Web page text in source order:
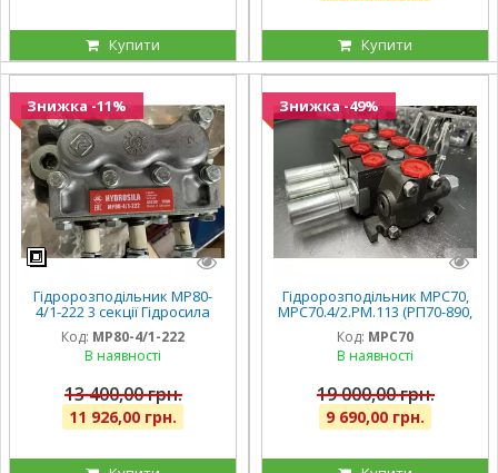
Купити Купити
Знижка -11%
Гідророзподільник МР80-
4/1-222 3 секції Гідросила
оригінал
Код: МР80-4/1-222
В наявності
13 400,00 грн.
11 926,00 грн.
Знижка -49%
Гідророзподільник МРС70,
МРС70.4/2.РМ.113 (РП70-890,
РП70-822)
Код: МРС70
В наявності
19 000,00 грн.
9 690,00 грн.